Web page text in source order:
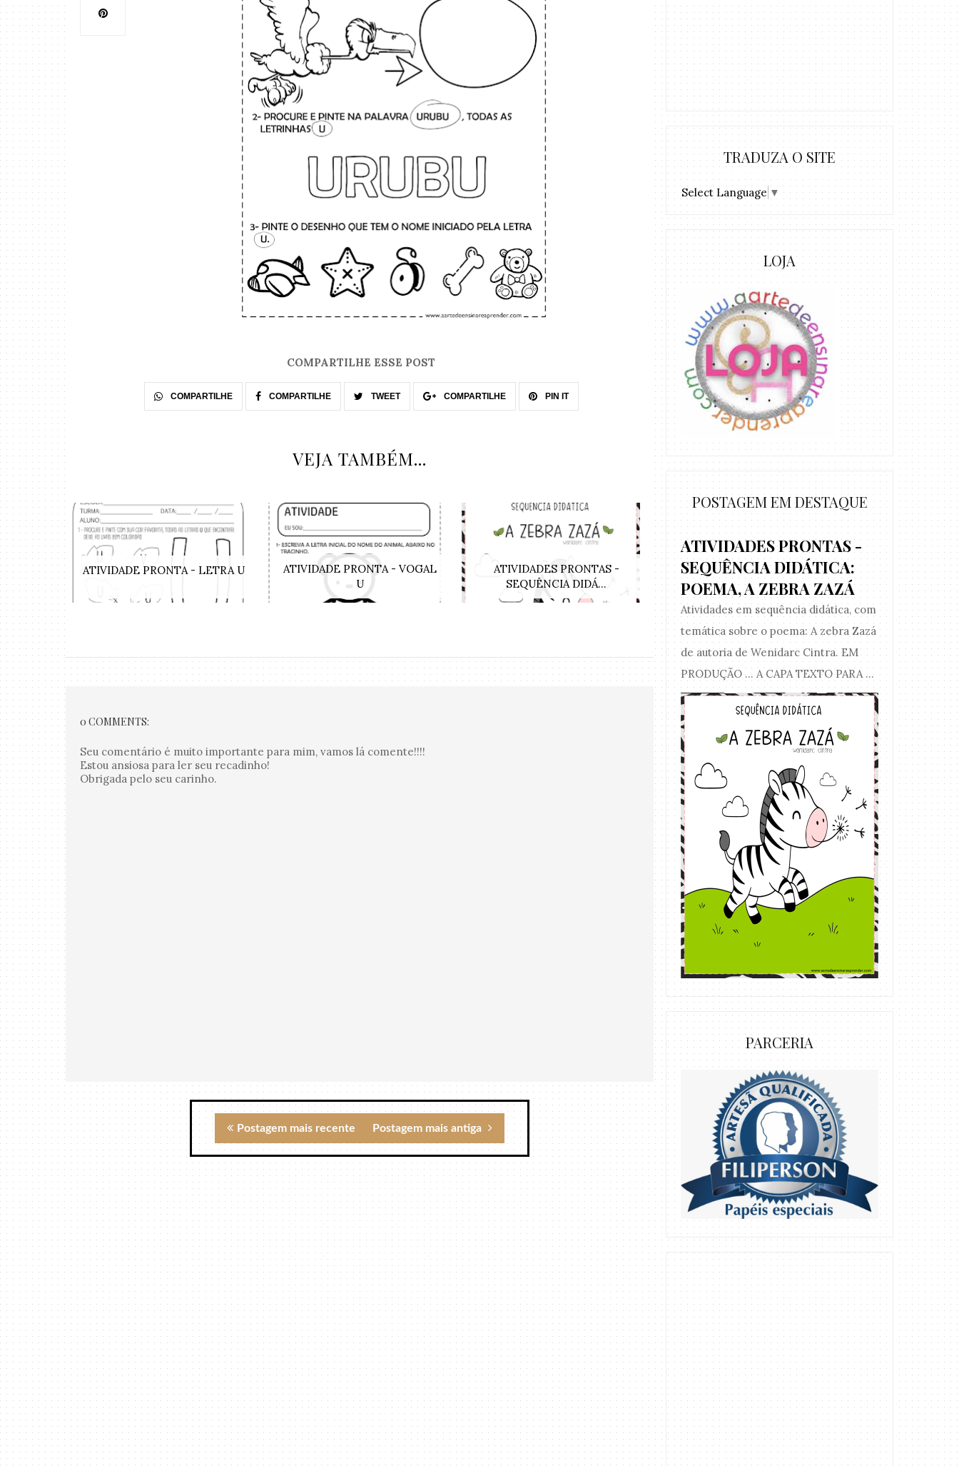
COMPARTILHE ESSE POST
COMPARTILHE COMPARTILHE TWEET COMPARTILHE PIN IT
VEJA TAMBÉM...
ATIVIDADE PRONTA - LETRA U
ATIVIDADE PRONTA - VOGAL
U
ATIVIDADES PRONTAS -
SEQUÊNCIA DIDÁ...
ATIVIDADE PRONTA - ANÁLISE
ESTRUTUR...
ATIVIDADE
NÚMEROS
0 COMMENTS:
Seu comentário é muito importante para mim, vamos lá comente!!!!
Estou ansiosa para ler seu recadinho!
Obrigada pelo seu carinho.
Postagem mais recente Postagem mais antiga
TRADUZA O SITE
Select Language ▼
LOJA
POSTAGEM EM DESTAQUE
ATIVIDADES PRONTAS -
SEQUÊNCIA DIDÁTICA:
POEMA, A ZEBRA ZAZÁ
Atividades em sequência didática, com
temática sobre o poema: A zebra Zazá
de autoria de Wenidarc Cintra. EM
PRODUÇÃO ... A CAPA TEXTO PARA ...
PARCERIA